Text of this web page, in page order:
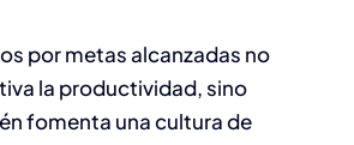
por metas alcanzadas no
la productividad, sino
fomenta una cultura de